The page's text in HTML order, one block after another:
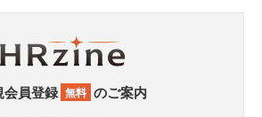
会員登録 無料 のご案内